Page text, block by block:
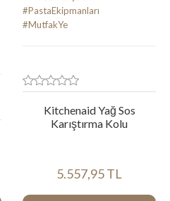
Kitchenaid Yağ Sos
Karıştırma Kolu
5.557,95 TL